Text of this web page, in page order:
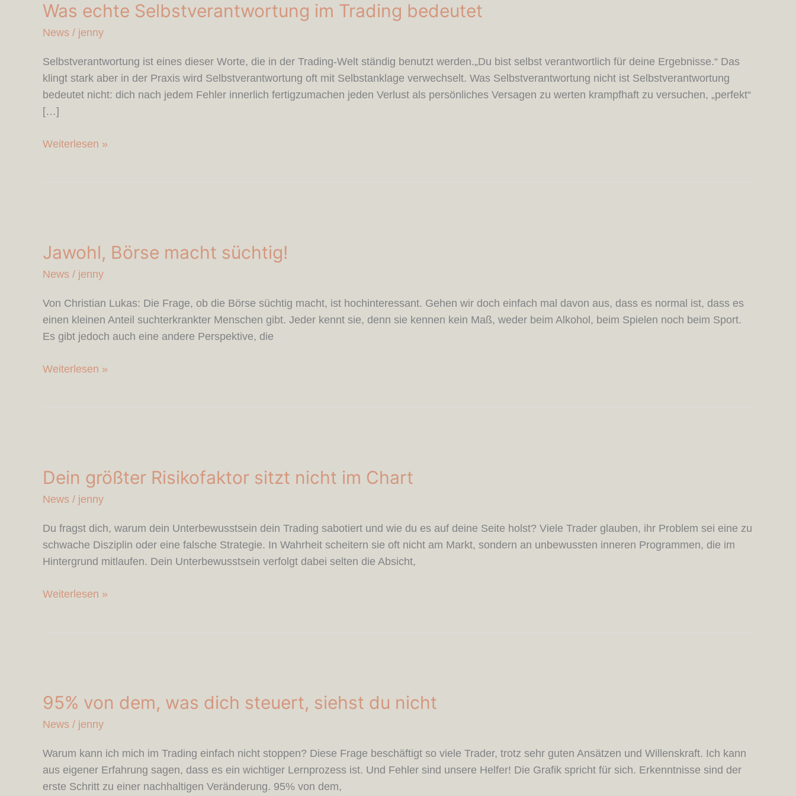
Was echte Selbstverantwortung im Trading bedeutet
News / jenny
Selbstverantwortung ist eines dieser Worte, die in der Trading-Welt ständig benutzt werden.„Du bist selbst verantwortlich für deine Ergebnisse.“ Das
klingt stark aber in der Praxis wird Selbstverantwortung oft mit Selbstanklage verwechselt. Was Selbstverantwortung nicht ist Selbstverantwortung
bedeutet nicht: dich nach jedem Fehler innerlich fertigzumachen jeden Verlust als persönliches Versagen zu werten krampfhaft zu versuchen, „perfekt“
[…]
Selbstverantwortung
bedeutet
Weiterlesen »
Jawohl, Börse macht süchtig!
News / jenny
Von Christian Lukas: Die Frage, ob die Börse süchtig macht, ist hochinteressant. Gehen wir doch einfach mal davon aus, dass es normal ist, dass es
einen kleinen Anteil suchterkrankter Menschen gibt. Jeder kennt sie, denn sie kennen kein Maß, weder beim Alkohol, beim Spielen noch beim Sport.
Es gibt jedoch auch eine andere Perspektive, die
macht
Weiterlesen »
Dein größter Risikofaktor sitzt nicht im Chart
News / jenny
Du fragst dich, warum dein Unterbewusstsein dein Trading sabotiert und wie du es auf deine Seite holst? Viele Trader glauben, ihr Problem sei eine zu
schwache Disziplin oder eine falsche Strategie. In Wahrheit scheitern sie oft nicht am Markt, sondern an unbewussten inneren Programmen, die im
Hintergrund mitlaufen. Dein Unterbewusstsein verfolgt dabei selten die Absicht,
Risikofaktor
im
Chart
Weiterlesen »
95% von dem, was dich steuert, siehst du nicht
News / jenny
Warum kann ich mich im Trading einfach nicht stoppen? Diese Frage beschäftigt so viele Trader, trotz sehr guten Ansätzen und Willenskraft. Ich kann
aus eigener Erfahrung sagen, dass es ein wichtiger Lernprozess ist. Und Fehler sind unsere Helfer! Die Grafik spricht für sich. Erkenntnisse sind der
erste Schritt zu einer nachhaltigen Veränderung. 95% von dem,
dem,
steuert,
siehst
du